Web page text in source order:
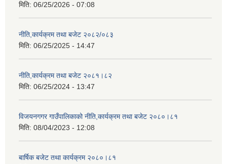
मिति: 06/25/2026 - 07:08
नीति,कार्यक्रम तथा बजेट २०८२/०८३
मिति: 06/25/2025 - 14:47
नीति,कार्यक्रम तथा बजेट २०८१।८२
मिति: 06/25/2024 - 13:47
विजयनगगर गाउँपालिकाको नीति,कार्यक्रम तथा बजेट २०८०।८१
मिति: 08/04/2023 - 12:08
बार्षिक बजेट तथा कार्यक्रम २०८०।८१